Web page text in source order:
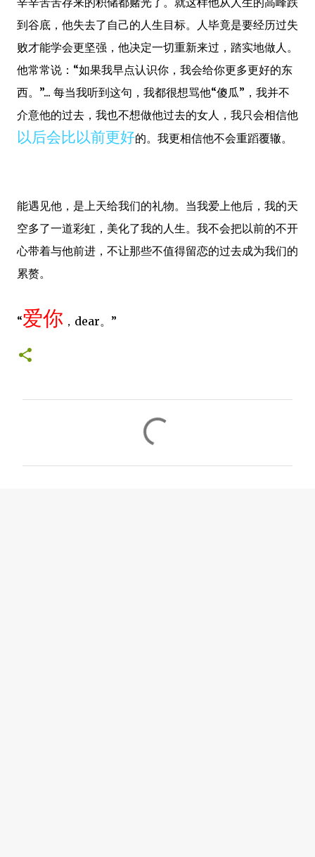
到谷底，他失去了自己的人生目标。人毕竟是要经历过失
败才能学会更坚强，他决定一切重新来过，踏实地做人。
他常常说：“如果我早点认识你，我会给你更多更好的东
西。”... 每当我听到这句，我都很想骂他“傻瓜”，我并不
介意他的过去，我也不想做他过去的女人，我只会相信他
以后会比以前更好的。我更相信他不会重蹈覆辙。
能遇见他，是上天给我们的礼物。当我爱上他后，我的天
空多了一道彩虹，美化了我的人生。我不会把以前的不开
心带着与他前进，不让那些不值得留恋的过去成为我们的
累赘。
“爱你 ，dear。”